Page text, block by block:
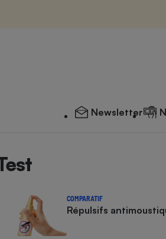
Newsletter
COMPARATIF
Répulsifs